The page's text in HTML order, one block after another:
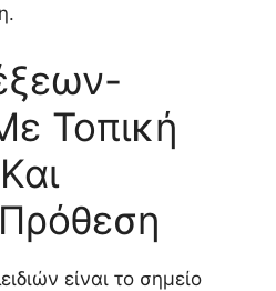
Τοπική
είναι το σημείο